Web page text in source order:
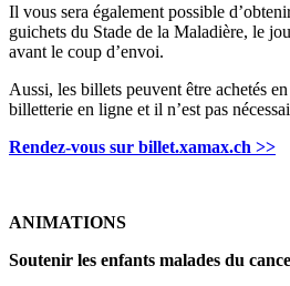
Il vous sera également possible
guichets du Stade de la Maladière, le
avant le coup d’envoi.
Aussi, les billets peuvent être achetés
billetterie en ligne et il n’est pas
Rendez-vous sur billet.xamax.ch >>
ANIMATIONS
Soutenir les enfants malades du